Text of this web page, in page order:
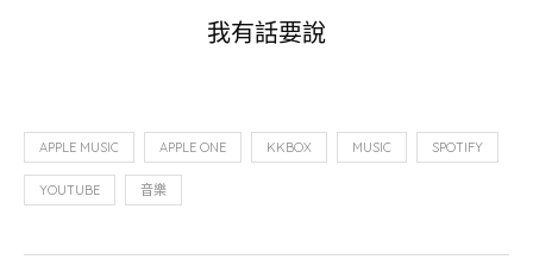
我有話要說
APPLE MUSIC APPLE ONE KKBOX MUSIC SPOTIFY
YOUTUBE 音樂